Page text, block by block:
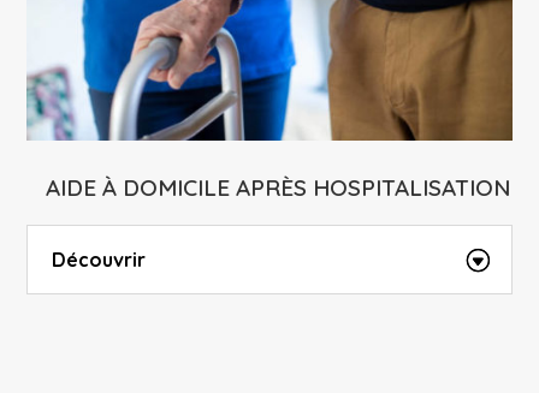
AIDE À DOMICILE APRÈS HOSPITALISATION
Découvrir